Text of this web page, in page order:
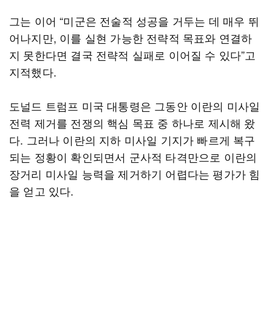
그는 이어 “미군은 전술적 성공을 거두는 데 매우 뛰
어나지만, 이를 실현 가능한 전략적 목표와 연결하
지 못한다면 결국 전략적 실패로 이어질 수 있다”고
지적했다.
도널드 트럼프 미국 대통령은 그동안 이란의 미사일
전력 제거를 전쟁의 핵심 목표 중 하나로 제시해 왔
다. 그러나 이란의 지하 미사일 기지가 빠르게 복구
되는 정황이 확인되면서 군사적 타격만으로 이란의
장거리 미사일 능력을 제거하기 어렵다는 평가가 힘
을 얻고 있다.